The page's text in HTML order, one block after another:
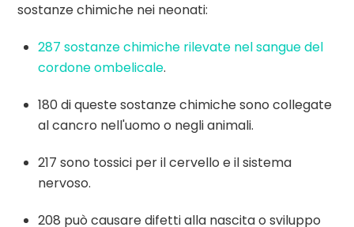
sostanze chimiche nei neonati:
287 sostanze chimiche rilevate nel sangue del
cordone ombelicale.
180 di queste sostanze chimiche sono collegate
al cancro nell'uomo o negli animali.
217 sono tossici per il cervello e il sistema
nervoso.
208 può causare difetti alla nascita o sviluppo